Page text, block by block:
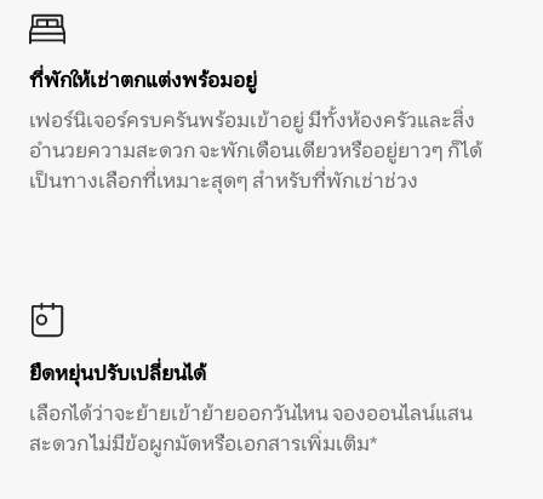
ที่พักให้เช่าตกแต่งพร้อมอยู่
เฟอร์นิเจอร์ครบครันพร้อมเข้าอยู่ มีทั้งห้องครัวและสิ่ง
อำนวยความสะดวก จะพักเดือนเดียวหรืออยู่ยาวๆ ก็ได้
เป็นทางเลือกที่เหมาะสุดๆ สำหรับที่พักเช่าช่วง
ยืดหยุ่นปรับเปลี่ยนได้
เลือกได้ว่าจะย้ายเข้าย้ายออกวันไหน จองออนไลน์แสน
สะดวก ไม่มีข้อผูกมัดหรือเอกสารเพิ่มเติม*